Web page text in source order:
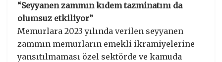
“Seyyanen zammın kıdem tazminatını da
olumsuz etkiliyor”
Memurlara 2023 yılında verilen seyyanen
zammın memurların emekli ikramiyelerine
yansıtılmaması özel sektörde ve kamuda